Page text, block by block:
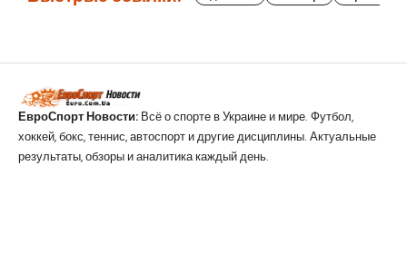
ЕвроСпорт Новости: Всё о спорте в Украине и мире. Футбол,
хоккей, бокс, теннис, автоспорт и другие дисциплины. Актуальные
результаты, обзоры и аналитика каждый день.